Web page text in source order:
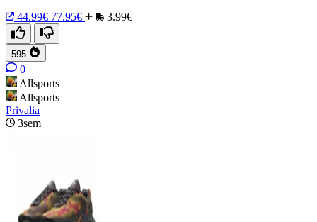
44.99€ 77.95€ 3.99€
595
0
Allsports
Allsports
Privalia
3sem